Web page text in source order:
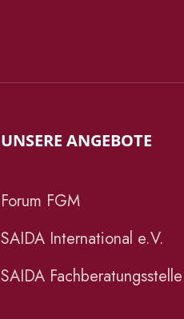
UNSERE ANGEBOTE
Forum FGM
SAIDA International e.V.
SAIDA Fachberatungsstelle